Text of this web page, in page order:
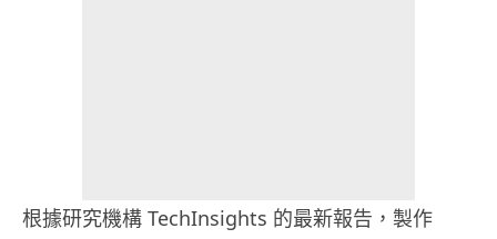
根據研究機構 TechInsights 的最新報告，製作